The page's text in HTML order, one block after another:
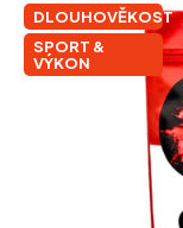
je
5,0
z
DLOUHOVĚKOST
SPORT &
VÝKON